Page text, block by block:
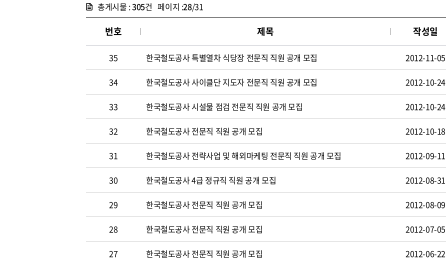
총게시물 :305건 페이지 :28/31
번호 제목 작성일
35 한국철도공사 특별열차 식당장 전문직 직원 공개 모집 2012-11-05
34 한국철도공사 사이클단 지도자 전문직 직원 공개 모집 2012-10-24
33 한국철도공사 시설물 점검 전문직 직원 공개 모집 2012-10-24
32 한국철도공사 전문직 직원 공개 모집 2012-10-18
31 한국철도공사 전략사업 및 해외마케팅 전문직 직원 공개 모집 2012-09-11
30 한국철도공사 4급 정규직 직원 공개 모집 2012-08-31
29 한국철도공사 전문직 직원 공개 모집 2012-08-09
28 한국철도공사 전문직 직원 공개 모집 2012-07-05
27 한국철도공사 전문직 직원 공개 모집 2012-06-22